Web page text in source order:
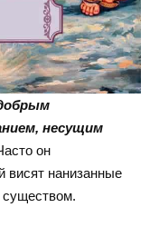
несущим
он
висят нанизанные
существом.